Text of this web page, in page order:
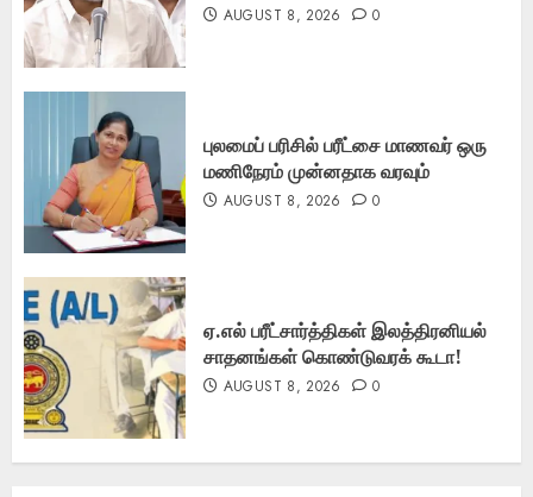
AUGUST 8, 2026 0
புலமைப் பரிசில் பரீட்சை மாணவர் ஒரு
மணிநேரம் முன்னதாக வரவும்
AUGUST 8, 2026 0
ஏ.எல் பரீட்சார்த்திகள் இலத்திரனியல்
சாதனங்கள் கொண்டுவரக் கூடா!
AUGUST 8, 2026 0